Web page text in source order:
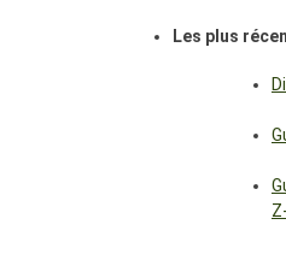
Les plus